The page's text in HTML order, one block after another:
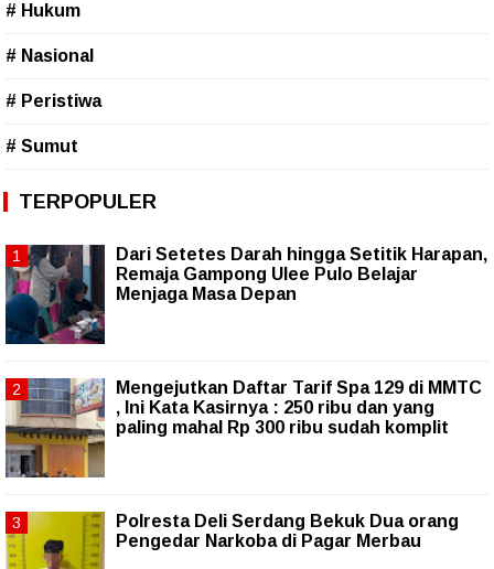
# Hukum
# Nasional
# Peristiwa
# Sumut
TERPOPULER
Dari Setetes Darah hingga Setitik Harapan,
Remaja Gampong Ulee Pulo Belajar
Menjaga Masa Depan
Mengejutkan Daftar Tarif Spa 129 di MMTC
, Ini Kata Kasirnya : 250 ribu dan yang
paling mahal Rp 300 ribu sudah komplit
Polresta Deli Serdang Bekuk Dua orang
Pengedar Narkoba di Pagar Merbau